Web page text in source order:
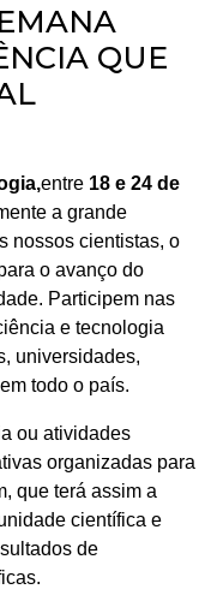
QUE
entre18 e 24 de
a grande
nossos cientistas, o
o avanço do
Participem nas
e tecnologia
universidades,
todo o país.
ou atividades
organizadas para
que terá assim a
científica e
de